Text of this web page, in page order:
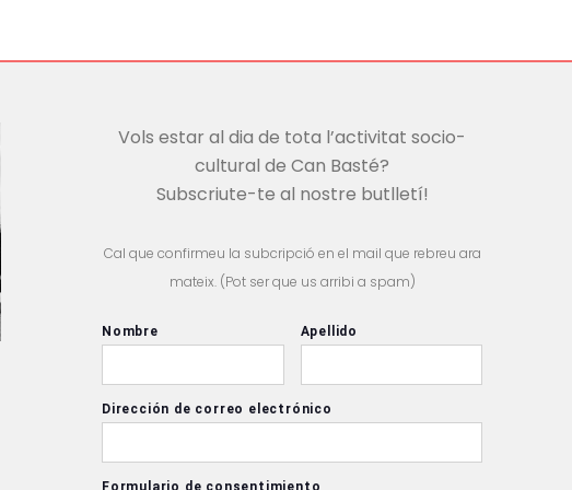
Vols estar al dia de tota l’activitat socio-
cultural de Can Basté?
Subscriute-te al nostre butlletí!
Cal que confirmeu la subcripció en el mail que rebreu ara
mateix. (Pot ser que us arribi a spam)